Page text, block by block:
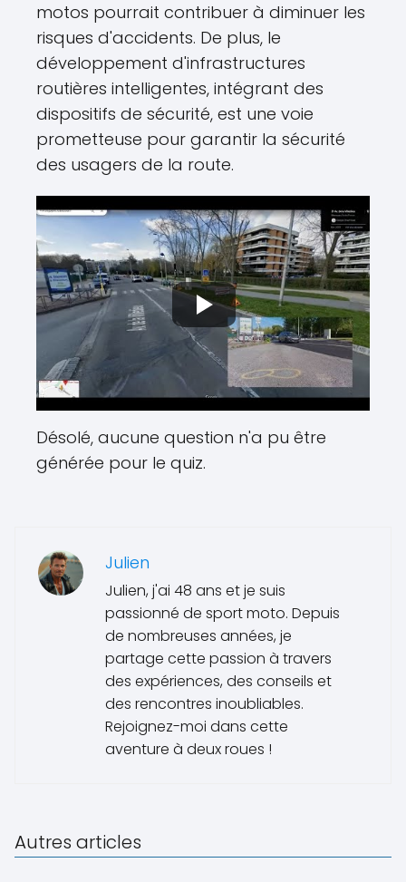
motos pourrait contribuer à diminuer les
risques d'accidents. De plus, le
développement d'infrastructures
routières intelligentes, intégrant des
dispositifs de sécurité, est une voie
prometteuse pour garantir la sécurité
des usagers de la route.
Désolé, aucune question n'a pu être
générée pour le quiz.
Julien
Julien, j'ai 48 ans et je suis
passionné de sport moto. Depuis
de nombreuses années, je
partage cette passion à travers
des expériences, des conseils et
des rencontres inoubliables.
Rejoignez-moi dans cette
aventure à deux roues !
Autres articles